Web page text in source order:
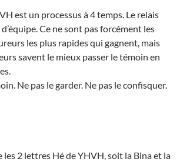
est un processus à 4 temps. Le relais
Ce ne sont pas forcément les
les plus rapides qui gagnent, mais
savent le mieux passer le témoin en
Ne pas le garder. Ne pas le confisquer.
les 2 lettres Hé de YHVH, soit la Bina et la